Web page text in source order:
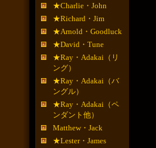
★Charlie・John
★Richard・Jim
★Arnold・Goodluck
★David・Tune
★Ray・Adakai（リ
ング）
★Ray・Adakai（バ
ングル）
★Ray・Adakai（ペ
ンダント他）
Matthew・Jack
★Lester・James